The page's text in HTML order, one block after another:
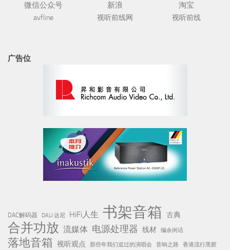
微信公众号
avfline
新浪
视听前线网
淘宝
视听前线
广告位
DAC解码器 DALI 达尼 HiFi人生 书架音箱 古典
合并功放 流媒体 电源处理器 线材 编余闲话
落地音箱 视听观点 那些年我们追过的演唱会 音响之路 香港流行黑胶